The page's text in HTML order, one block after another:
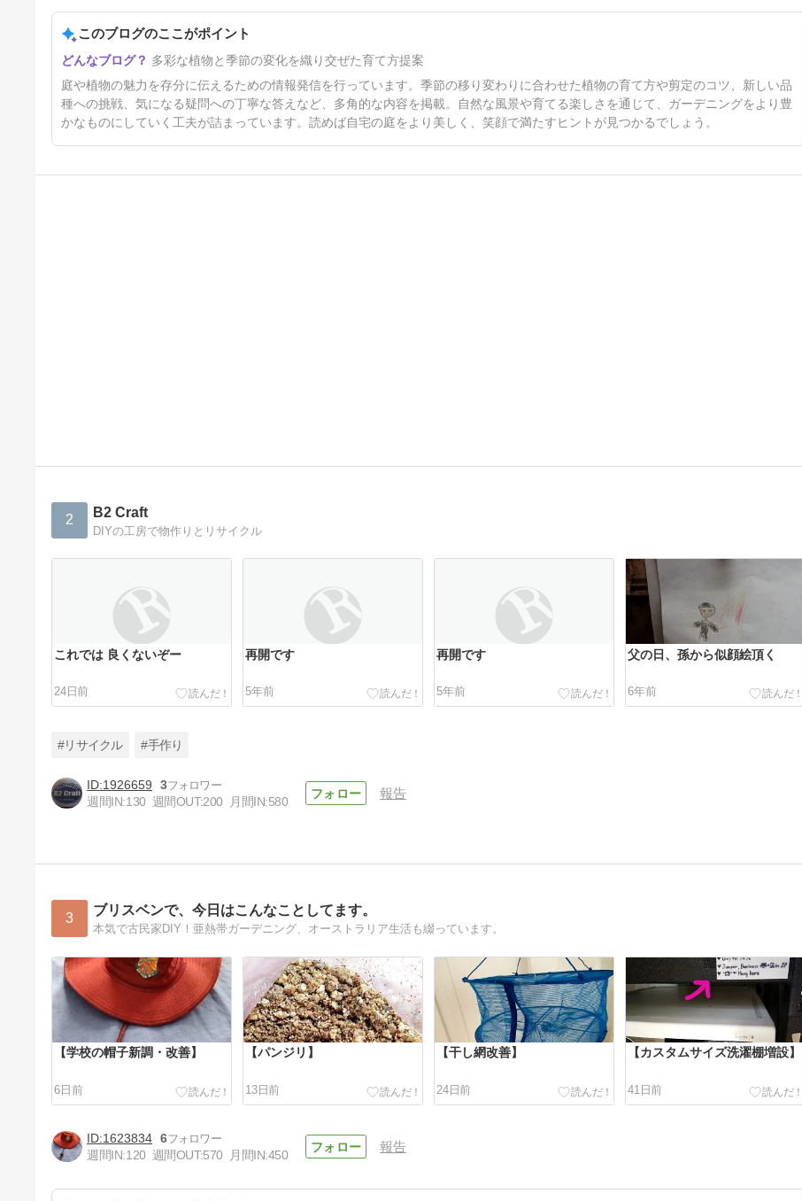
今日は８月上旬とは思えないよ
うな 涼しい我が家の庭でした
5日前
このブログのここがポイント
多彩な植物と季節の変化を織り交ぜた育て方提案
庭や植物の魅力を存分に伝えるための情報発信を行っています。季節の移り変わりに合わせた植物の育て方や剪定のコツ、新しい品
種への挑戦、気になる疑問への丁寧な答えなど、多角的な内容を掲載。自然な風景や育てる楽しさを通じて、ガーデニングをより豊
かなものにしていく工夫が詰まっています。読めば自宅の庭をより美しく、笑顔で満たすヒントが見つかるでしょう。
2 B2 Craft
DIYの工房で物作りとリサイクル
これでは 良くないぞー
24日前
再開です
5年前
再開です
5年前
父の日、孫から似顔絵頂く
6年前
6年前
#リサイクル #手作り
1926659
3
週間IN:130 週間OUT:200 月間IN:580
報告
3 ブリスベンで、今日はこんなことしてます。
本気で古民家DIY！亜熱帯ガーデニング、オーストラリア生活も綴っています。
【学校の帽子新調・改善】
6日前
【パンジリ】
13日前
【干し網改善】
24日前
【カスタムサイズ洗濯棚増設】
41日前
1623834 6
週間IN:120 週間OUT:570 月間IN:450
報告